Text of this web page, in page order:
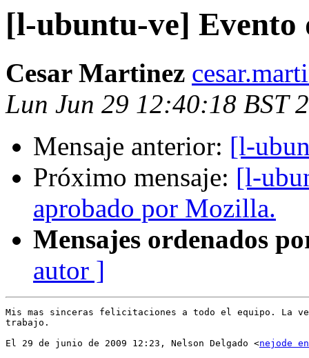
[l-ubuntu-ve] Evento
Cesar Martinez
Lun Jun 29 12:40:18 BST
Mensaje anterior: [l-
Próximo mensaje: [l-
aprobado por Mozilla.
Mensajes ordenados
autor ]
Mis mas sinceras felicitaciones a todo el equipo. La
trabajo.
El 29 de junio de 2009 12:23, Nelson Delgado <nejode